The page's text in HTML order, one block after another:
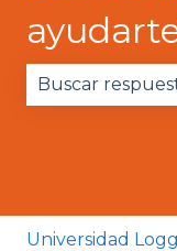
Universidad